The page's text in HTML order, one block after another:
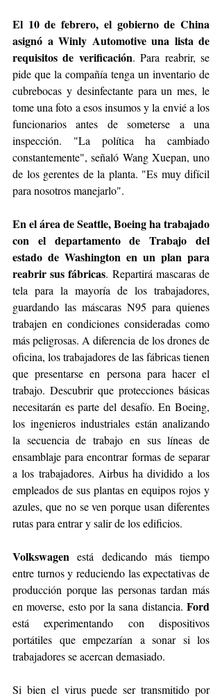
El 10 de febrero, el gobierno de China
asignó a Winly Automotive una lista de
requisitos de verificación. Para reabrir, se
pide que la compañía tenga un inventario de
cubrebocas y desinfectante para un mes, le
tome una foto a esos insumos y la envié a los
funcionarios antes de someterse a una
inspección. "La política ha cambiado
constantemente", señaló Wang Xuepan, uno
de los gerentes de la planta. "Es muy difícil
para nosotros manejarlo".
En el área de Seattle, Boeing ha trabajado
con el departamento de Trabajo del
estado de Washington en un plan para
reabrir sus fábricas. Repartirá mascaras de
tela para la mayoría de los trabajadores,
guardando las máscaras N95 para quienes
trabajen en condiciones consideradas como
más peligrosas. A diferencia de los drones de
oficina, los trabajadores de las fábricas tienen
que presentarse en persona para hacer el
trabajo. Descubrir que protecciones básicas
necesitarán es parte del desafío. En Boeing,
los ingenieros industriales están analizando
la secuencia de trabajo en sus líneas de
ensamblaje para encontrar formas de separar
a los trabajadores. Airbus ha dividido a los
empleados de sus plantas en equipos rojos y
azules, que no se ven porque usan diferentes
rutas para entrar y salir de los edificios.
Volkswagen está dedicando más tiempo
entre turnos y reduciendo las expectativas de
producción porque las personas tardan más
en moverse, esto por la sana distancia. Ford
está experimentando con dispositivos
portátiles que empezarían a sonar si los
trabajadores se acercan demasiado.
Si bien el virus puede ser transmitido por